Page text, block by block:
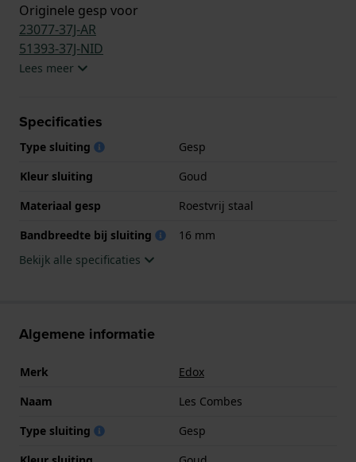
Originele gesp voor
23077-37J-AR
51393-37J-NID
Lees meer
Specificaties
Type sluiting
Gesp
Kleur sluiting
Goud
Materiaal gesp
Roestvrij staal
Bandbreedte bij sluiting
16 mm
Bekijk alle specificaties
Algemene informatie
Merk
Edox
Naam
Les Combes
Type sluiting
Gesp